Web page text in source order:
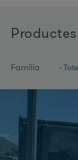
productes
Familia